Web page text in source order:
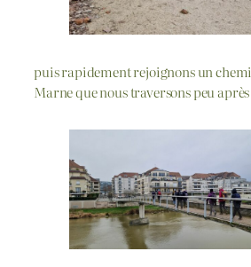
puis rapidement rejoignons un
Marne que nous traversons peu